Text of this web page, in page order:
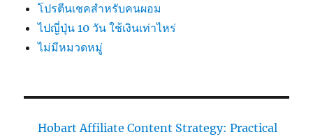
โปรตีนเชคสำหรับคนผอม
ไปญี่ปุ่น 10 วัน ใช้เงินเท่าไหร่
ไม่มีหมวดหมู่
Hobart Affiliate Content Strategy: Practical